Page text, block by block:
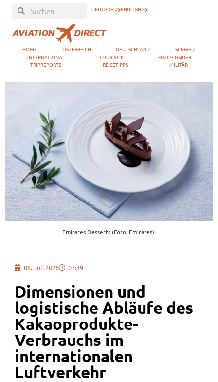
DEUTSCH » ENGLISH »
HOME ÖSTERREICH DEUTSCHLAND
SCHWEIZ
INTERNATIONAL
TOURISTIK
FOOD-INSIDER
TRIPREPORTS
REISETIPPS MILITÄR
Emirates Desserts (Foto: Emirates).
08. Juli 2026 07:39
Dimensionen und
logistische Abläufe des
Kakaoprodukte-
Verbrauchs im
internationalen
Luftverkehr